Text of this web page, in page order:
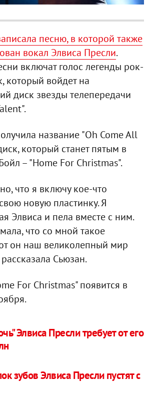
песню, в которой также
вокал Элвиса Пресли.
включат голос легенды рок-
который войдет на
диск звезды телепередачи
название "Oh Come All
который станет пятым в
– "Home For Christmas".
что я включу кое-что
новую пластинку. Я
Элвиса и пела вместе с ним.
что со мной такое
он наш великолепный мир
Сьюзан.
For Christmas" появится в
Элвиса Пресли требует от его
зубов Элвиса Пресли пустят с